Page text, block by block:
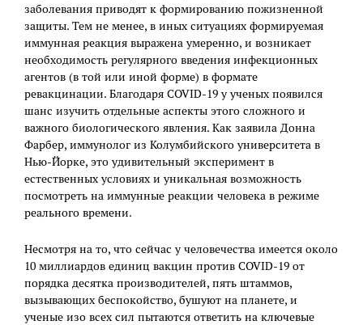
заболевания приводят к формированию пожизненной
защиты. Тем не менее, в иных ситуациях формируемая
иммунная реакция выражена умеренно, и возникает
необходимость регулярного введения инфекционных
агентов (в той или иной форме) в формате
ревакцинации. Благодаря COVID-19 у ученых появился
шанс изучить отдельные аспекты этого сложного и
важного биологического явления. Как заявила Донна
Фарбер, иммунолог из Колумбийского университета в
Нью-Йорке, это удивительный эксперимент в
естественных условиях и уникальная возможность
посмотреть на иммунные реакции человека в режиме
реального времени.
Несмотря на то, что сейчас у человечества имеется около
10 миллиардов единиц вакцин против COVID-19 от
порядка десятка производителей, пять штаммов,
вызывающих беспокойство, бушуют на планете, и
ученые изо всех сил пытаются ответить на ключевые